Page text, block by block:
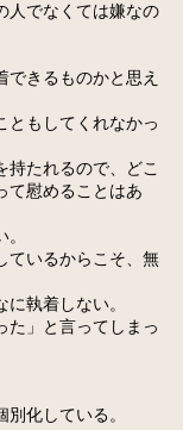
人でなくては嫌なの
きるものかと思え
もしてくれなかっ
たれるので、どこ
て慰めることはあ
ているからこそ、無
執着しない。
」と言ってしまっ
化している。